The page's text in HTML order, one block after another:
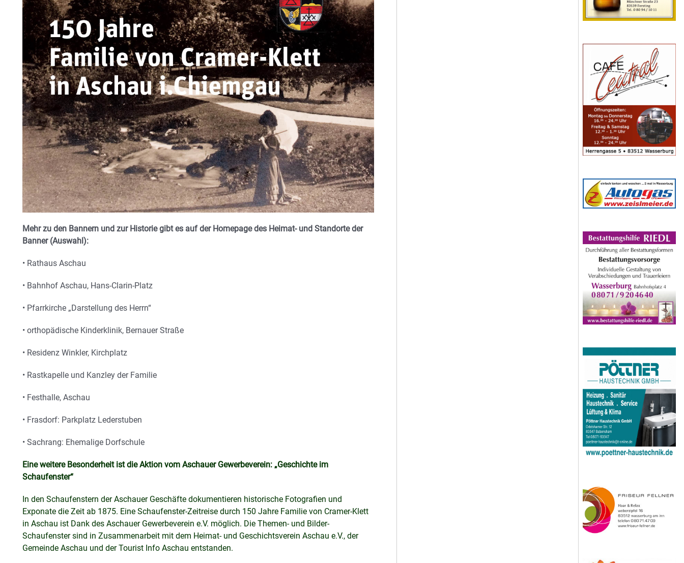
Mehr zu den Bannern und zur Historie gibt es auf der Homepage des Heimat- und Standorte der
Banner (Auswahl):
• Rathaus Aschau
• Bahnhof Aschau, Hans-Clarin-Platz
• Pfarrkirche „Darstellung des Herrn“
• orthopädische Kinderklinik, Bernauer Straße
• Residenz Winkler, Kirchplatz
• Rastkapelle und Kanzley der Familie
• Festhalle, Aschau
• Frasdorf: Parkplatz Lederstuben
• Sachrang: Ehemalige Dorfschule
Eine weitere Besonderheit ist die Aktion vom Aschauer Gewerbeverein: „Geschichte im
Schaufenster“
In den Schaufenstern der Aschauer Geschäfte dokumentieren historische Fotografien und
Exponate die Zeit ab 1875. Eine Schaufenster-Zeitreise durch 150 Jahre Familie von Cramer-Klett
in Aschau ist Dank des Aschauer Gewerbeverein e.V. möglich. Die Themen- und Bilder-
Schaufenster sind in Zusammenarbeit mit dem Heimat- und Geschichtsverein Aschau e.V., der
Gemeinde Aschau und der Tourist Info Aschau entstanden.